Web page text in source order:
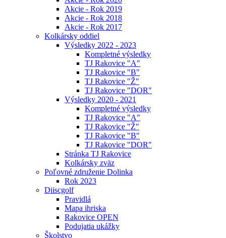
Akcie - Rok 2019
Akcie - Rok 2018
Akcie - Rok 2017
Kolkársky oddiel
Výsledky 2022 - 2023
Kompletné výsledky
TJ Rakovice "A"
TJ Rakovice "B"
TJ Rakovice "Ž"
TJ Rakovice "DOR"
Výsledky 2020 - 2021
Kompletné výsledky
TJ Rakovice "A"
TJ Rakovice "Ž"
TJ Rakovice "B"
TJ Rakovice "DOR"
Stránka TJ Rakovice
Kolkársky zväz
Poľovné združenie Dolinka
Rok 2023
Diiscgolf
Pravidlá
Mapa ihriska
Rakovice OPEN
Podujatia ukážky
Školstvo